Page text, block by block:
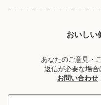
おいしい
あなたのご意見・
返信が必要な場
お問い合わせ